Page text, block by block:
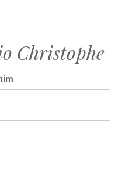
Christophe